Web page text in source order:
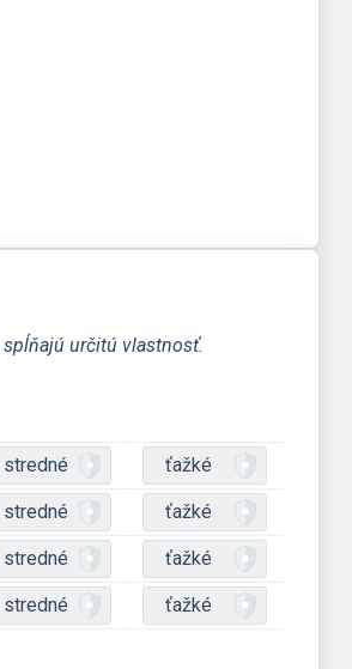
určitú vlastnosť.
stredné ťažké
stredné ťažké
stredné ťažké
stredné ťažké